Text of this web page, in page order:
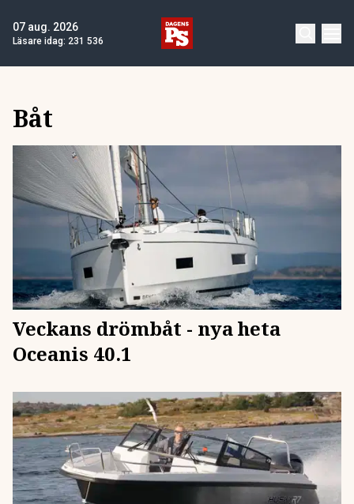
07 aug. 2026
Läsare idag: 231 536
Båt
Veckans drömbåt - nya heta
Oceanis 40.1